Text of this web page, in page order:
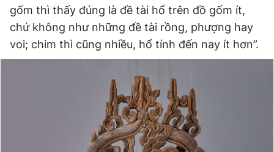
gốm thì thấy đúng là đề tài hổ trên đồ gốm ít,
chứ không như những đề tài rồng, phượng hay
voi; chim thì cũng nhiều, hổ tính đến nay ít hơn”.